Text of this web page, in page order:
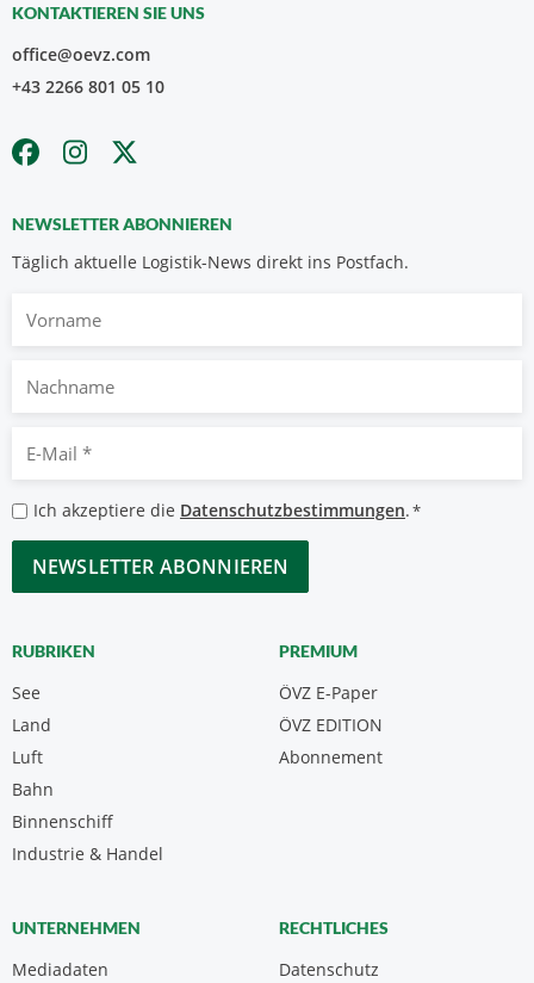
KONTAKTIEREN SIE UNS
office@oevz.com
+43 2266 801 05 10
NEWSLETTER ABONNIEREN
Täglich aktuelle Logistik-News direkt ins Postfach.
Nachname
Mail
*
Datenschutzbestimmungen
*
Ich akzeptiere die Datenschutzbestimmungen.*
CAPTCHA
RUBRIKEN
See
Land
Luft
Bahn
Binnenschiff
Industrie & Handel
PREMIUM
ÖVZ E-Paper
Abonnement
ÖVZ EDITION
UNTERNEHMEN
Mediadaten
RECHTLICHES
Datenschutz